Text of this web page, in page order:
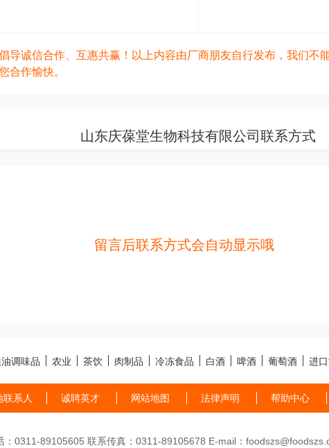
导诚信合作、互惠共赢！以上内容由厂商朋友自行发布，我们不
合作愉快。
山东庆葆堂生物科技有限公司联系方式
留言后联系方式会自动显示哦
调味品 农业 茶饮 肉制品 冷冻食品 白酒 啤酒 葡萄酒 进
联系人 诚聘英才 网站地图 法律声明 帮助中心
：0311-89105605 联系传真：0311-89105678 E-mail：